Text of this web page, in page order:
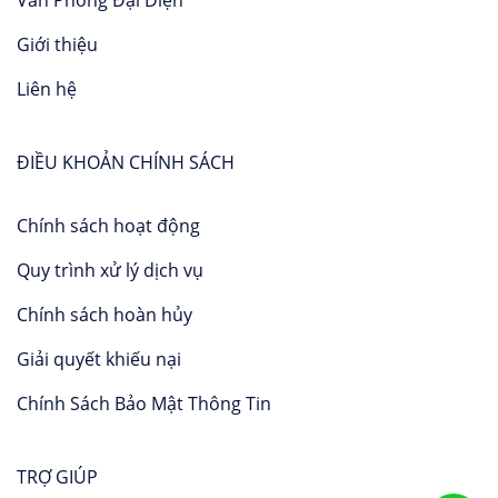
Giới thiệu
Liên hệ
ĐIỀU KHOẢN CHÍNH SÁCH
Chính sách hoạt động
Quy trình xử lý dịch vụ
Chính sách hoàn hủy
Giải quyết khiếu nại
Chính Sách Bảo Mật Thông Tin
TRỢ GIÚP